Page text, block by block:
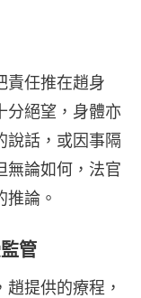
責任推在趙身
分絕望，身體亦
說話，或因事隔
無論如何，法官
論。
管
提供的療程，